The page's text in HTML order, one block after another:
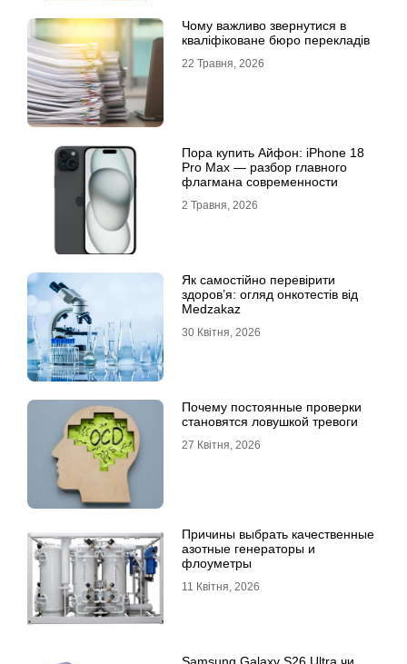
Чому важливо звернутися в
кваліфіковане бюро перекладів
22 Травня, 2026
Пора купить Айфон: iPhone 18
Pro Max — разбор главного
флагмана современности
2 Травня, 2026
Як самостійно перевірити
здоров’я: огляд онкотестів від
Medzakaz
30 Квітня, 2026
Почему постоянные проверки
становятся ловушкой тревоги
27 Квітня, 2026
Причины выбрать качественные
азотные генераторы и
флоуметры
11 Квітня, 2026